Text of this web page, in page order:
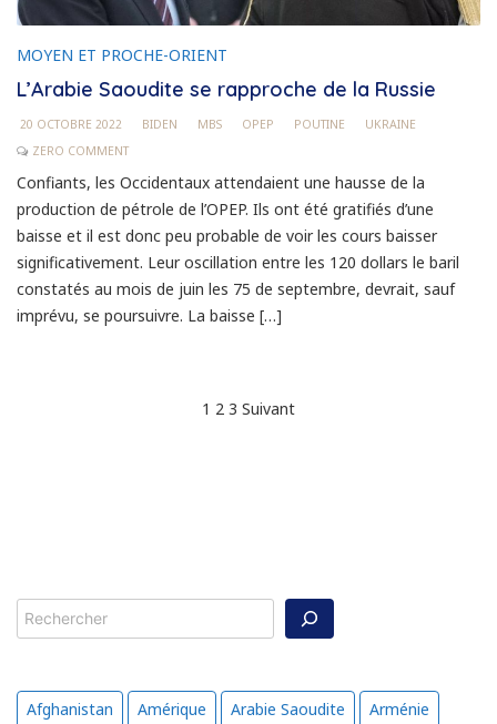
MOYEN ET PROCHE-ORIENT
L’Arabie Saoudite se rapproche de la Russie
20 OCTOBRE 2022 BIDEN MBS OPEP POUTINE
UKRAINE
ZERO COMMENT
Confiants, les Occidentaux attendaient une hausse de la
production de pétrole de l’OPEP. Ils ont été gratifiés d’une
baisse et il est donc peu probable de voir les cours baisser
significativement. Leur oscillation entre les 120 dollars le baril
constatés au mois de juin les 75 de septembre, devrait, sauf
imprévu, se poursuivre. La baisse […]
1 2 3 Suivant
Rechercher
Afghanistan Amérique Arabie Saoudite
Arménie